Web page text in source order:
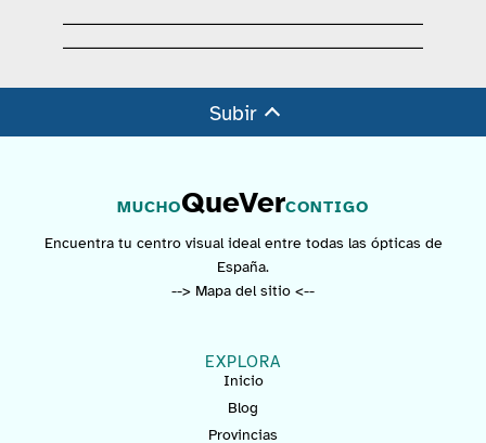
Subir
MUCHOQueVerCONTIGO
Encuentra tu centro visual ideal entre todas las ópticas de
España.
--> Mapa del sitio <--
EXPLORA
Inicio
Blog
Provincias